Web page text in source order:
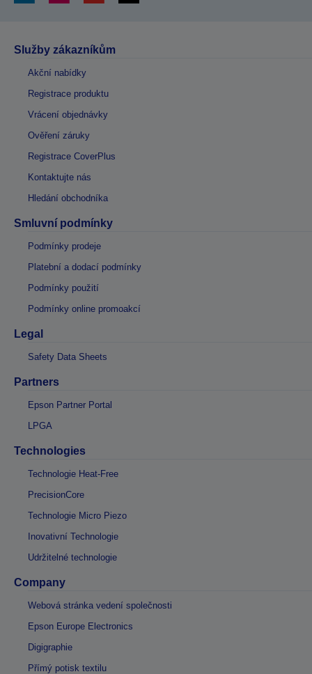
Služby zákazníkům
Akční nabídky
Registrace produktu
Vrácení objednávky
Ověření záruky
Registrace CoverPlus
Kontaktujte nás
Hledání obchodníka
Smluvní podmínky
Podmínky prodeje
Platební a dodací podmínky
Podmínky použití
Podmínky online promoakcí
Legal
Safety Data Sheets
Partners
Epson Partner Portal
LPGA
Technologies
Technologie Heat-Free
PrecisionCore
Technologie Micro Piezo
Inovativní Technologie
Udržitelné technologie
Company
Webová stránka vedení společnosti
Epson Europe Electronics
Digigraphie
Přímý potisk textilu